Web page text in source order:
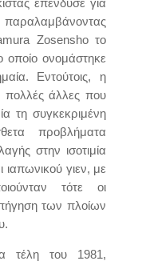
επένδυσε για
Zosensho το
ονομάστηκε
Εντούτοις, η
άλλες που
τη συγκεκριμένη
προβλήματα
στην ισοτιμία
ιαπωνικού γιεν, με
τότε οι
των πλοίων
τέλη του 1981,